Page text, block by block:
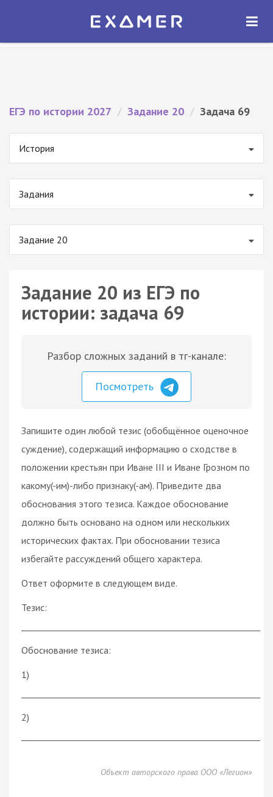
Экзамер — ЕГЭ 2027
ОТКРЫТЬ
ЕГЭ по истории 2027 / Задание 20 / Задача 69
История
Задания
Задание 20
Задание 20 из ЕГЭ по
истории: задача 69
Разбор сложных заданий в тг-канале:
Посмотреть
Запишите один любой тезис (обобщённое оценочное
суждение), содержащий информацию о сходстве в
положении крестьян при Иване III и Иване Грозном по
какому(-им)-либо признаку(-ам). Приведите два
обоснования этого тезиса. Каждое обоснование
должно быть основано на одном или нескольких
исторических фактах. При обосновании тезиса
избегайте рассуждений общего характера.
Ответ оформите в следующем виде.
Тезис:
Обоснование тезиса:
1)
2)
Объект авторского права ООО «Легион»